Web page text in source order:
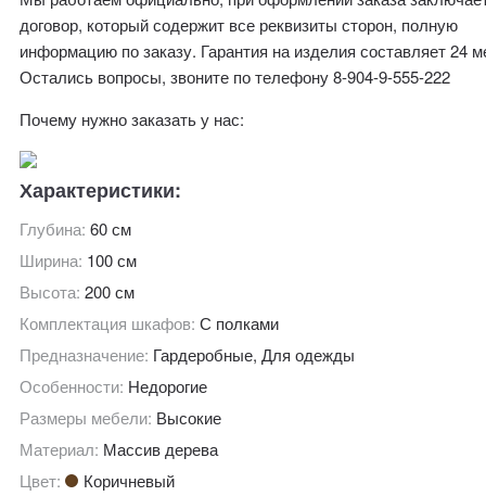
договор, который содержит все реквизиты сторон, полную
информацию по заказу. Гарантия на изделия составляет 24
Остались вопросы, звоните по телефону 8-904-9-555-222
Почему нужно заказать у нас:
Характеристики:
Глубина:60 см
Ширина: 100 см
Высота:200 см
Комплектация шкафов:С полками
Предназначение: Гардеробные, Для одежды
Особенности: Недорогие
Размеры мебели: Высокие
Материал: Массив дерева
Цвет:
Коричневый